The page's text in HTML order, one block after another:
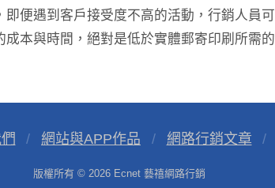
便遇到客戶接受度不高的活動，行銷人員
本與時間，絕對是低於實體郵寄印刷所需
網站與APP作品 網路行銷文章
版權所有 © 2026 Ecnet 藝禧網路行銷